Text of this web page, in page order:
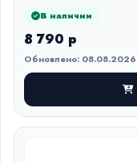
В наличии
8 790 р
Обновлено: 08.08.2026